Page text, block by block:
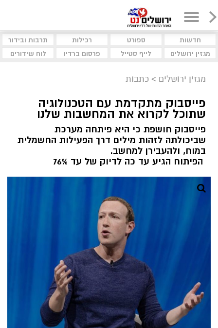
חדשות ספורט רכילות
תרבות ובידור
מגזין ירושלים
לייף סטייל פרסום ברדיו לוח שידורים
מגזין ירושלים > כתבות
פייסבוק מתקדמת עם הטכנולוגיה
שתוכל לקרוא את המחשבות שלנו
פייסבוק חושפת כי היא פיתחה מערכת
שביכולתה לזהות מילים דרך הפעילות החשמלית
במוח, ולהעבירן למחשב.
הפיתוח הגיע עד כה לדיוק של עד 76%